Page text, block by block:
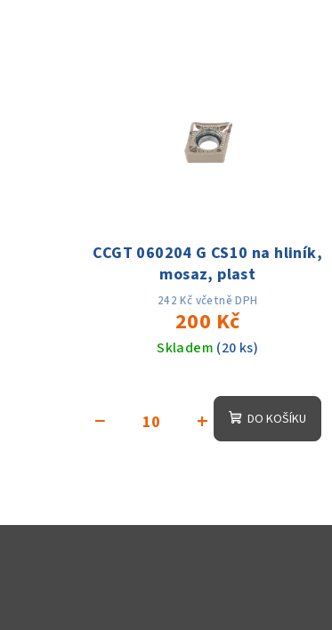
CCGT 060204 G CS10 na hliník,
mosaz, plast
242 Kč včetně DPH
200 Kč
Skladem (20 ks)
+
− DO KOŠÍKU